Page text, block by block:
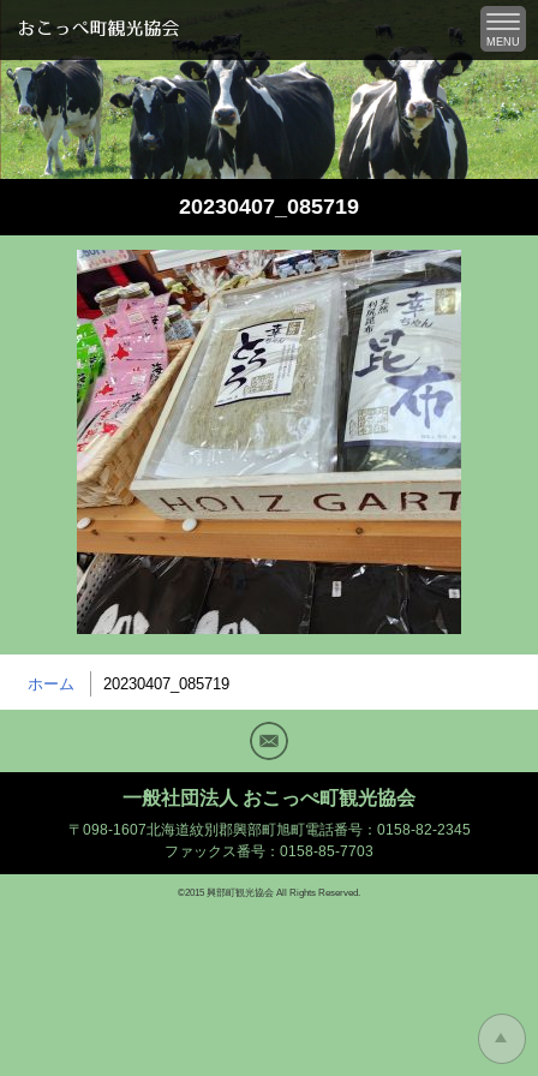
MENU
20230407_085719
ホーム 20230407_085719
Mail
一般社団法人 おこっぺ町観光協会
〒098-1607北海道紋別郡興部町旭町電話番号：0158-82-2345
ファックス番号：0158-85-7703
©2015 興部町観光協会 All Rights Reserved.